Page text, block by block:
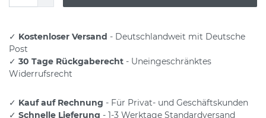
✓ Kostenloser Versand - Deutschlandweit mit Deutsche
Post
✓ 30 Tage Rückgaberecht - Uneingeschränktes
Widerrufsrecht
✓ Kauf auf Rechnung - Für Privat- und Geschäftskunden
✓ Schnelle Lieferung - 1-3 Werktage Standardversand